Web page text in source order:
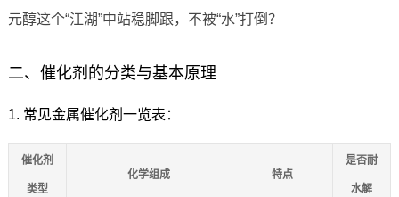
元醇这个“江湖”中站稳脚跟，不被“水”打倒？
二、催化剂的分类与基本原理
1. 常见金属催化剂一览表：
催化剂
类型
化学组成 特点
是否耐
水解